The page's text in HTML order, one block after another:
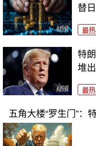
替日
最热
特
堆
最热
五角大楼“罗生门”：